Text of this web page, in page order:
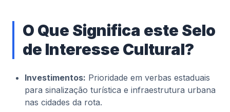
O Que Significa este Selo
de Interesse Cultural?
Investimentos: Prioridade em verbas estaduais
para sinalização turística e infraestrutura urbana
nas cidades da rota.